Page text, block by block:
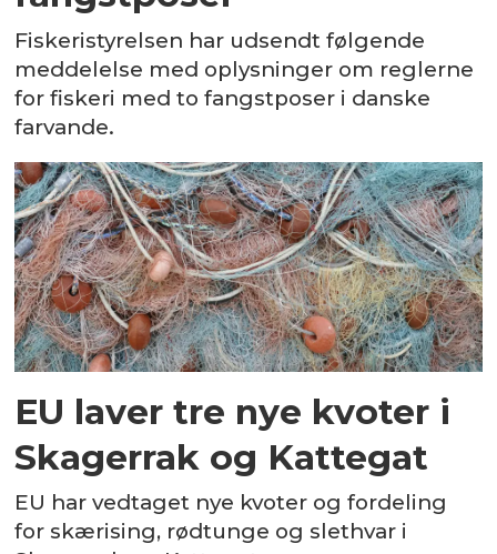
Fiskeristyrelsen har udsendt følgende
meddelelse med oplysninger om reglerne
for fiskeri med to fangstposer i danske
farvande.
EU laver tre nye kvoter i
Skagerrak og Kattegat
EU har vedtaget nye kvoter og fordeling
for skærising, rødtunge og slethvar i